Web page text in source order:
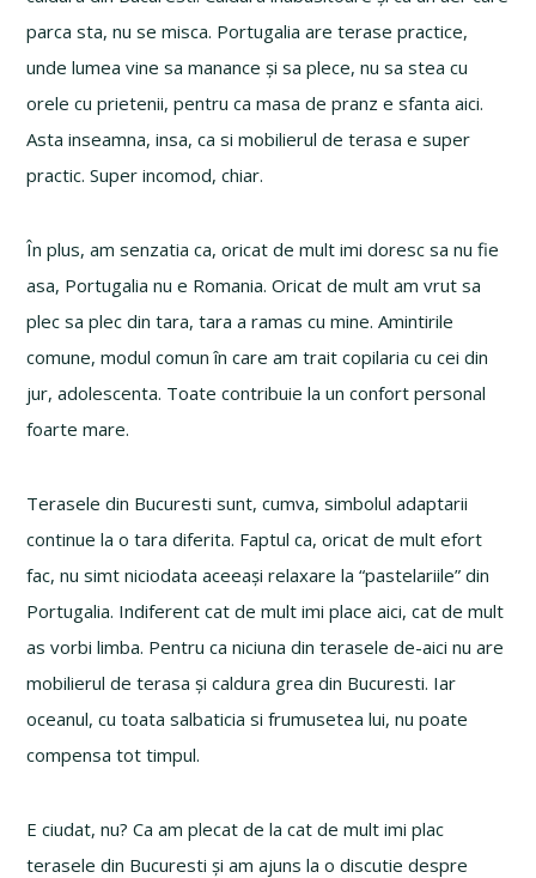
parca sta, nu se misca. Portugalia are terase practice,
unde lumea vine sa manance și sa plece, nu sa stea cu
orele cu prietenii, pentru ca masa de pranz e sfanta aici.
Asta inseamna, insa, ca si mobilierul de terasa e super
practic. Super incomod, chiar.
În plus, am senzatia ca, oricat de mult imi doresc sa nu fie
asa, Portugalia nu e Romania. Oricat de mult am vrut sa
plec sa plec din tara, tara a ramas cu mine. Amintirile
comune, modul comun în care am trait copilaria cu cei din
jur, adolescenta. Toate contribuie la un confort personal
foarte mare.
Terasele din Bucuresti sunt, cumva, simbolul adaptarii
continue la o tara diferita. Faptul ca, oricat de mult efort
fac, nu simt niciodata aceeași relaxare la “pastelariile” din
Portugalia. Indiferent cat de mult imi place aici, cat de mult
as vorbi limba. Pentru ca niciuna din terasele de-aici nu are
mobilierul de terasa și caldura grea din Bucuresti. Iar
oceanul, cu toata salbaticia si frumusetea lui, nu poate
compensa tot timpul.
E ciudat, nu? Ca am plecat de la cat de mult imi plac
terasele din Bucuresti și am ajuns la o discutie despre